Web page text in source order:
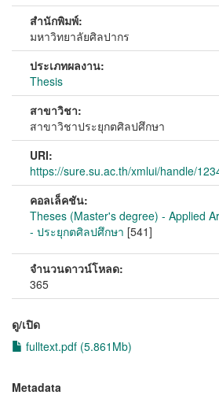
สำนักพิมพ์:
มหาวิทยาลัยศิลปากร
ประเภทผลงาน:
Thesis
สาขาวิชา:
สาขาวิชาประยุกตศิลปศึกษา
URI:
https://sure.su.ac.th/xmlui/handle/
คอลเล็คชัน:
Theses (Master's degree) - Applied
- ประยุกตศิลปศึกษา [541]
จำนวนดาวน์โหลด:
365
ดู/เปิด
fulltext.pdf (5.861Mb)
Metadata